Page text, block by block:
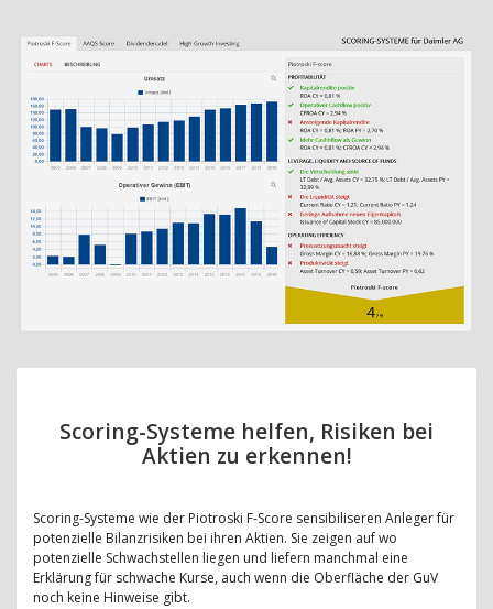
Scoring-Systeme helfen, Risiken bei
Aktien zu erkennen!
Scoring-Systeme wie der Piotroski F-Score sensibiliseren Anleger für
potenzielle Bilanzrisiken bei ihren Aktien. Sie zeigen auf wo
potenzielle Schwachstellen liegen und liefern manchmal eine
Erklärung für schwache Kurse, auch wenn die Oberfläche der GuV
noch keine Hinweise gibt.